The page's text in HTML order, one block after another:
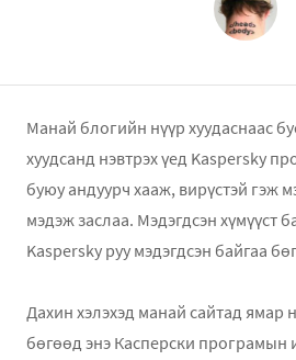
Манай блогийн нүүр хуудаснаас
хуудсанд нэвтрэх үед Kaspersky
буюу андуурч хааж, вирүстэй гэж
мэдэж заслаа. Мэдэгдсэн хүмүүст
Kaspersky руу мэдэгдсэн байгаа
Дахин хэлэхэд манай сайтад ямар
бөгөөд энэ Касперски програмын